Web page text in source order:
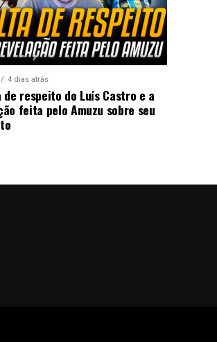
4 dias atrás
respeito do Luís Castro e a
feita pelo Amuzu sobre seu